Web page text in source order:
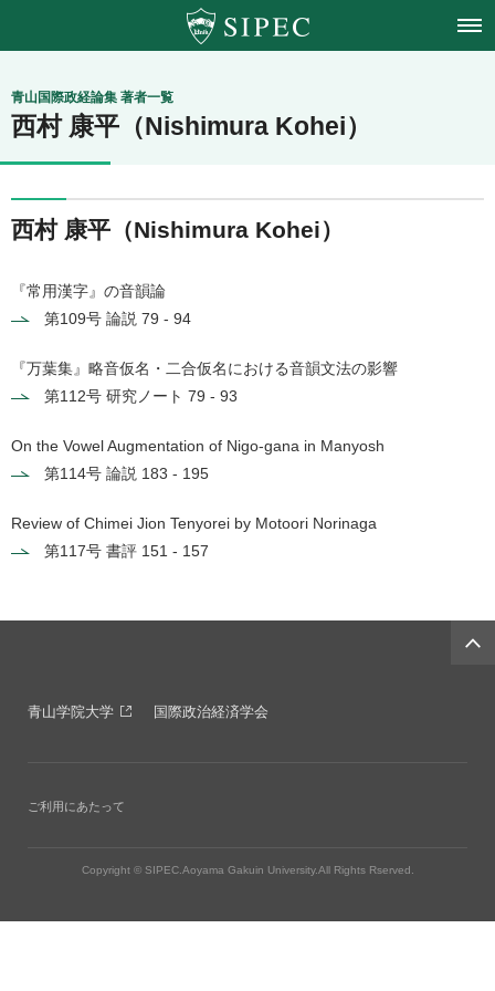
青山学院大学
国際政治経済学会
青山国際政経論集 著者一覧
西村 康平（Nishimura Kohei）
西村 康平（Nishimura Kohei）
『常用漢字』の音韻論
第109号 論説 79 - 94
『万葉集』略音仮名・二合仮名における音韻文法の影響
第112号 研究ノート 79 - 93
On the Vowel Augmentation of Nigo-gana in Manyosh
第114号 論説 183 - 195
Review of Chimei Jion Tenyorei by Motoori Norinaga
第117号 書評 151 - 157
青山学院大学 国際政治経済学会
ご利用にあたって
Copyright © SIPEC.Aoyama Gakuin University.All Rights Rserved.